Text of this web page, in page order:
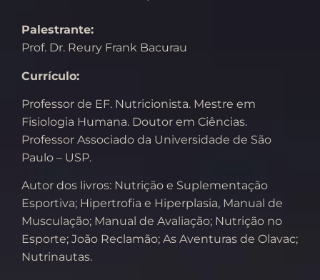
Palestrante:
Prof. Dr. Reury Frank Bacurau
Currículo:
Professor de EF. Nutricionista. Mestre em
Fisiologia Humana. Doutor em Ciências.
Professor Associado da Universidade de São
Paulo – USP.
Autor dos livros: Nutrição e Suplementação
Esportiva; Hipertrofia e Hiperplasia, Manual de
Musculação; Manual de Avaliação; Nutrição no
Esporte; João Reclamão; As Aventuras de Olavac;
Nutrinautas.